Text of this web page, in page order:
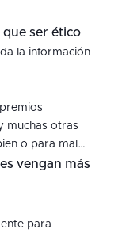
ser ético
la información
muchas otras
o para mal…
vengan más
para